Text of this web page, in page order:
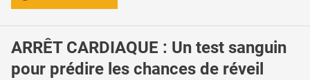
ARRÊT CARDIAQUE : Un test sanguin
pour prédire les chances de réveil